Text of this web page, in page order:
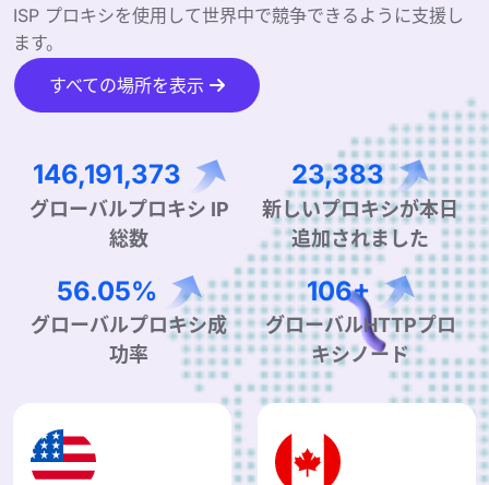
ISP プロキシを使用して世界中で競争できるように支援し
ます。
すべての場所を表示
257,237,750
グローバルプロキシ IP
総数
41,145
新しいプロキシが本日
追加されました
99.44%
グローバルプロキシ成
功率
188+
グローバルHTTPプロ
キシノード